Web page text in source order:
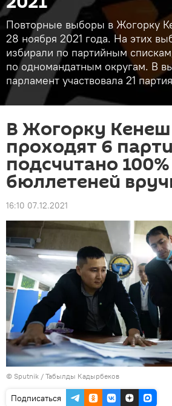
Повторные выборы в Жогорку
28 ноября 2021 года. На этих
избирали по партийным
по одномандатным округам. В
парламент участвовала 21
В Жогорку Кенеш
проходят 6
подсчитано 100%
бюллетеней
16:10 07.12.2021
© Sputnik / Табылды Кадырбеков
Подписаться